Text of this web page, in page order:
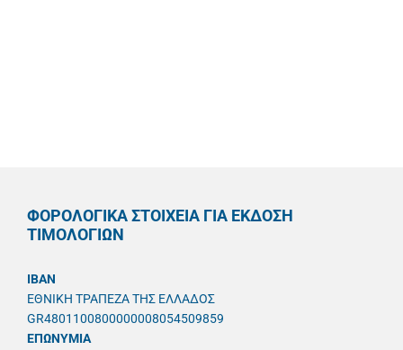
ΦΟΡΟΛΟΓΙΚΑ ΣΤΟΙΧΕΙΑ ΓΙΑ ΕΚΔΟΣΗ
ΤΙΜΟΛΟΓΙΩΝ
IBAN
ΕΘΝΙΚΗ ΤΡΑΠΕΖΑ ΤΗΣ ΕΛΛΑΔΟΣ
GR4801100800000008054509859
ΕΠΩΝΥΜΙΑ